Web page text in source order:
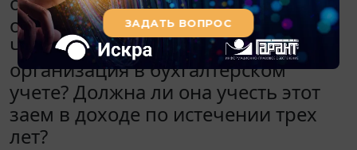
организации, получившей заем?
Что должна сделать эта
организация в бухгалтерском
учете? Должна ли она учесть этот
заем в доходе по истечении трех
лет?